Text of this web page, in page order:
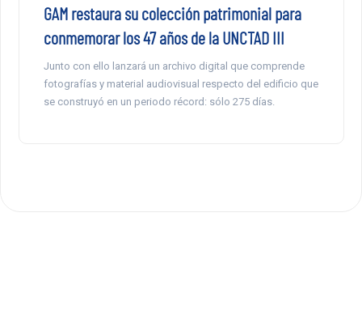
GAM restaura su colección patrimonial para
conmemorar los 47 años de la UNCTAD III
Junto con ello lanzará un archivo digital que comprende
fotografías y material audiovisual respecto del edificio que
se construyó en un periodo récord: sólo 275 días.